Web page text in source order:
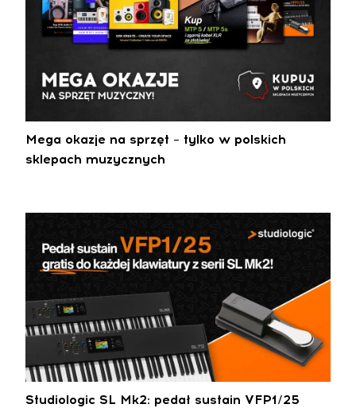
Mega okazje na sprzęt – tylko w polskich
sklepach muzycznych
Studiologic SL Mk2: pedał sustain VFP1/25